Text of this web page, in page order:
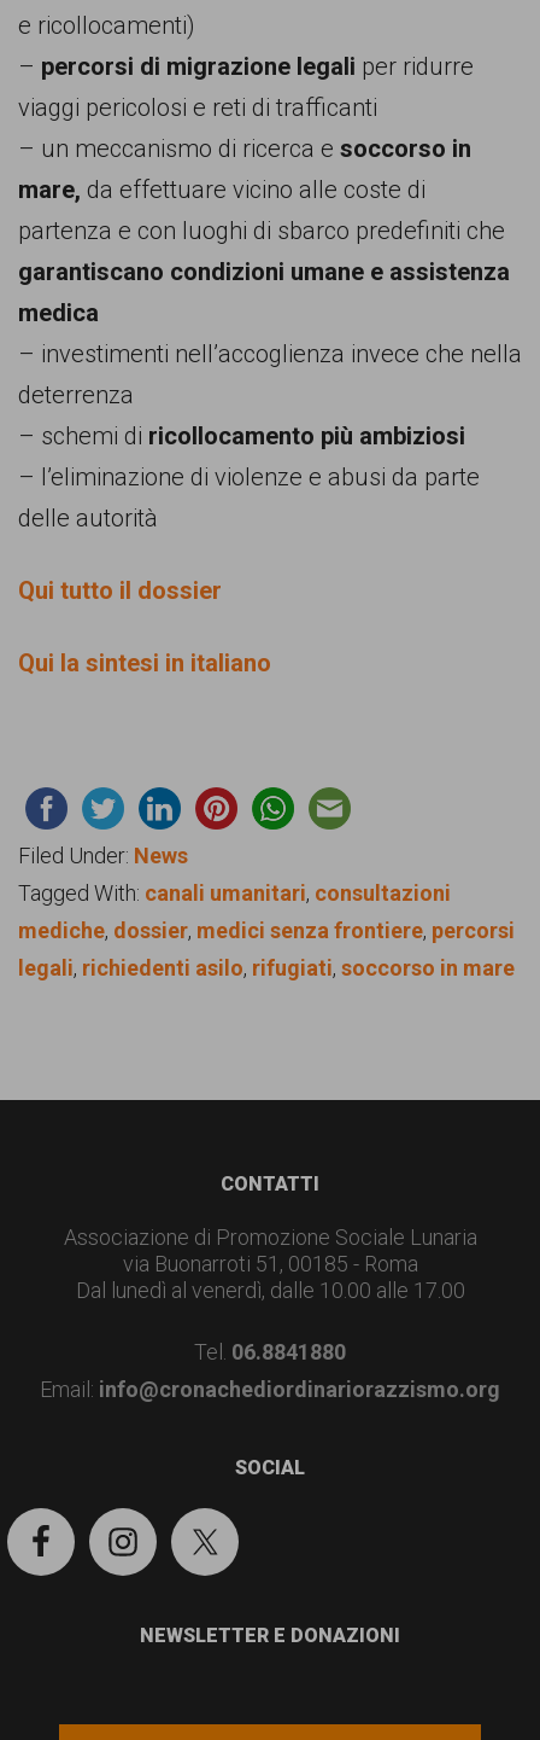
e ricollocamenti)
– percorsi di migrazione legali per ridurre
viaggi pericolosi e reti di trafficanti
– un meccanismo di ricerca e soccorso in
mare, da effettuare vicino alle coste di
partenza e con luoghi di sbarco predefiniti che
garantiscano condizioni umane e assistenza
medica
– investimenti nell’accoglienza invece che nella
deterrenza
– schemi di ricollocamento più ambiziosi
– l’eliminazione di violenze e abusi da parte
delle autorità
Qui tutto il dossier
Qui la sintesi in italiano
Filed Under: News
Tagged With: canali umanitari, consultazioni
mediche, dossier, medici senza frontiere, percorsi
legali, richiedenti asilo, rifugiati, soccorso in mare
CONTATTI
Associazione di Promozione Sociale Lunaria
via Buonarroti 51, 00185 - Roma
Dal lunedì al venerdì, dalle 10.00 alle 17.00
Tel. 06.8841880
Email: info@cronachediordinariorazzismo.org
SOCIAL
NEWSLETTER E DONAZIONI